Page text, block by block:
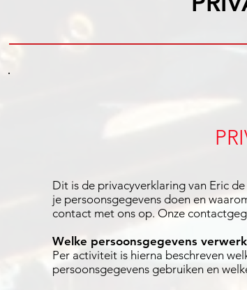
Dit is de privacyverklaring van Eric
je persoonsgegevens doen en
contact met ons op. Onze
Welke persoonsgegevens
Per activiteit is hierna beschreven
persoonsgegevens gebruiken en